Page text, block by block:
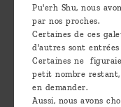
Pu'erh Shu, nous
par nos proches.
Certaines de ces
d'autres sont
Certaines ne
petit nombre restant,
en demander.
Aussi, nous avons